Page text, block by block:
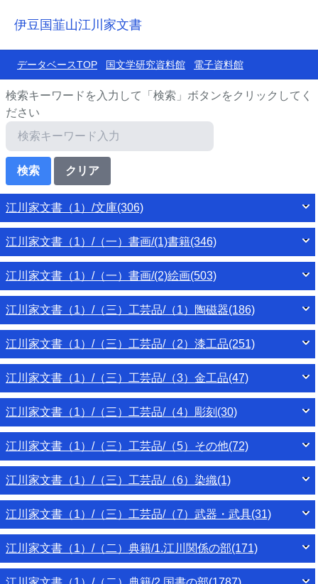
伊豆国韮山江川家文書
データベースTOP 国文学研究資料館 電子資料館
検索キーワードを入力して「検索」ボタンをクリックしてく
ださい
江川家文書（1）/文庫(306)
江川家文書（1）/（一）書画/(1)書籍(346)
江川家文書（1）/（一）書画/(2)絵画(503)
江川家文書（1）/（三）工芸品/（1）陶磁器(186)
江川家文書（1）/（三）工芸品/（2）漆工品(251)
江川家文書（1）/（三）工芸品/（3）金工品(47)
江川家文書（1）/（三）工芸品/（4）彫刻(30)
江川家文書（1）/（三）工芸品/（5）その他(72)
江川家文書（1）/（三）工芸品/（6）染織(1)
江川家文書（1）/（三）工芸品/（7）武器・武具(31)
江川家文書（1）/（二）典籍/1.江川関係の部(171)